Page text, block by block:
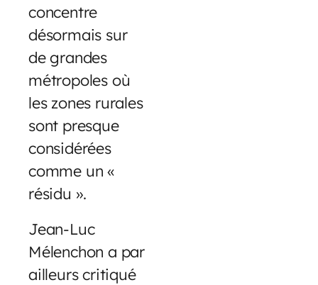
concentre
désormais sur
de grandes
métropoles où
les zones rurales
sont presque
considérées
comme un «
résidu ».
Jean-Luc
Mélenchon a par
ailleurs critiqué